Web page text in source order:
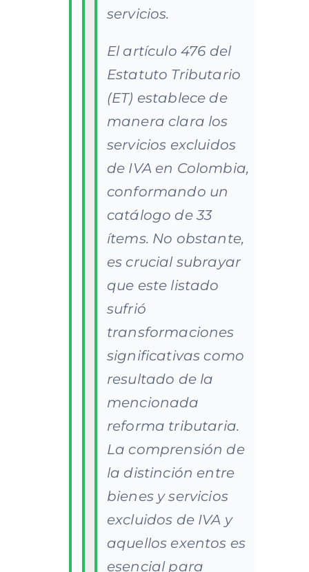
servicios.
El artículo 476 del
Estatuto Tributario
(ET) establece de
manera clara los
servicios excluidos
de IVA en Colombia,
conformando un
catálogo de 33
ítems. No obstante,
es crucial subrayar
que este listado
sufrió
transformaciones
significativas como
resultado de la
mencionada
reforma tributaria.
La comprensión de
la distinción entre
bienes y servicios
excluidos de IVA y
aquellos exentos es
esencial para